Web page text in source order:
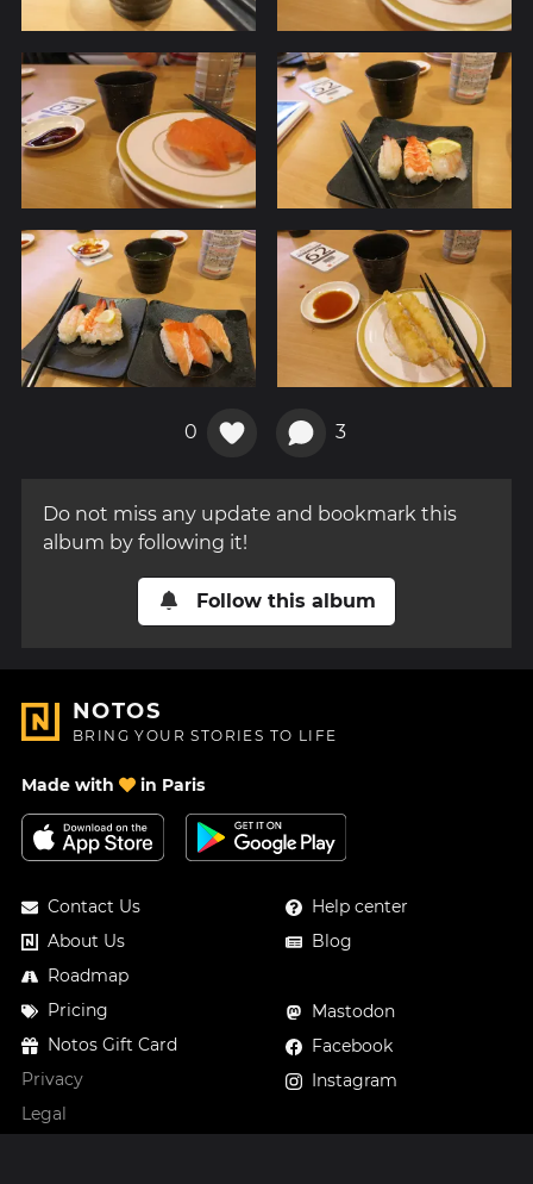
0 3
Do not miss any update and bookmark this
album by following it!
Follow this album
NOTOS
BRING YOUR STORIES TO LIFE
Made with in Paris
Contact Us
About Us
Roadmap
Pricing
Notos Gift Card
Privacy
Legal
Help center
Blog
Mastodon
Facebook
Instagram